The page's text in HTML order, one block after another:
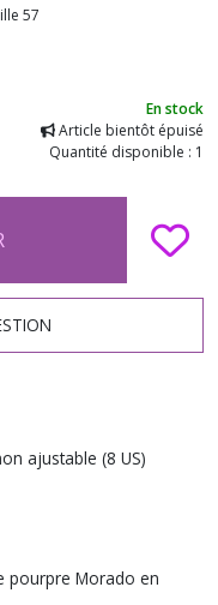
57
En stock
Article bientôt épuisé
Quantité disponible : 1
ajustable (8 US)
pourpre Morado en